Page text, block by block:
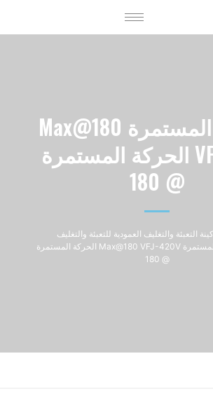
الحركة المستمرة Max@180
VFJ-420V الحركة المستمرة
@ 180
التعبئة والتغليف العمودية للتعبئة والتغليف
/ الحركة المستمرة Max@180 VFJ-420V الحركة المستمرة
@ 180